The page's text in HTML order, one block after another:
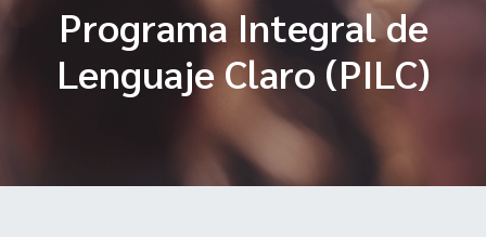
Programa Integral de
Lenguaje Claro (PILC)